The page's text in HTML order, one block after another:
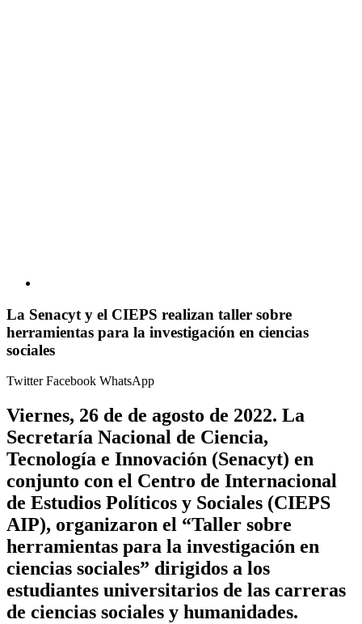
La Senacyt y el CIEPS realizan taller sobre
herramientas para la investigación en ciencias
sociales
TwitterFacebook WhatsApp
Viernes, 26 de de agosto de 2022. La
Secretaría Nacional de Ciencia,
Tecnología e Innovación (Senacyt) en
conjunto con el Centro de Internacional
de Estudios Políticos y Sociales (CIEPS
AIP), organizaron el “Taller sobre
herramientas para la investigación en
ciencias sociales” dirigidos a los
estudiantes universitarios de las carreras
de ciencias sociales y humanidades.